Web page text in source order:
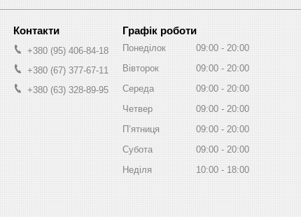
+380 (95) 406-84-18
+380 (67) 377-67-11
+380 (63) 328-89-95
Графік роботи
Понеділок 09:00
20:00
Вівторок
09:00
20:00
Середа
09:00
20:00
Четвер
09:00
20:00
Пʼятниця
09:00
20:00
Субота
09:00
20:00
Неділя
10:00 18:00